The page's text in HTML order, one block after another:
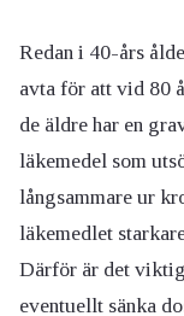
Redan i 40-års
avta för att vid 80
de äldre har en
läkemedel som
långsammare ur
läkemedlet
Därför är det
eventuellt sänka